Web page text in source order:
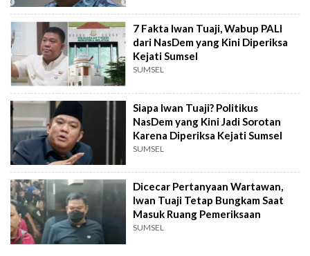
7 Fakta Iwan Tuaji, Wabup PALI
dari NasDem yang Kini Diperiksa
Kejati Sumsel
SUMSEL
Siapa Iwan Tuaji? Politikus
NasDem yang Kini Jadi Sorotan
Karena Diperiksa Kejati Sumsel
SUMSEL
Dicecar Pertanyaan Wartawan,
Iwan Tuaji Tetap Bungkam Saat
Masuk Ruang Pemeriksaan
SUMSEL